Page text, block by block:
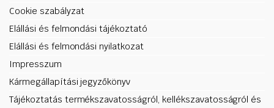
Cookie szabályzat
Elállási és felmondási tájékoztató
Elállási és felmondási nyilatkozat
Impresszum
Kármegállapítási jegyzőkönyv
Tájékoztatás termékszavatosságról, kellékszavatosságról és